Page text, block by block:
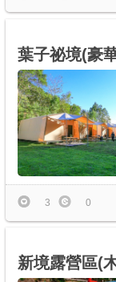
葉子祕境(豪
3 0
新境露營區(